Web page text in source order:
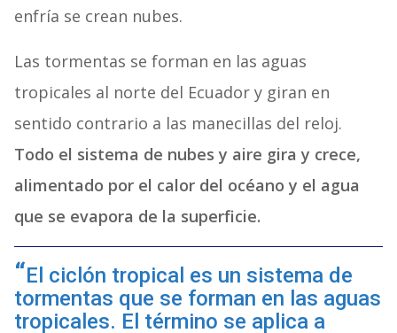
enfría se crean nubes.
Las tormentas se forman en las aguas
tropicales al norte del Ecuador y giran en
sentido contrario a las manecillas del reloj.
Todo el sistema de nubes y aire gira y crece,
alimentado por el calor del océano y el agua
que se evapora de la superficie.
El ciclón tropical es un sistema de
tormentas que se forman en las aguas
tropicales. El término se aplica a